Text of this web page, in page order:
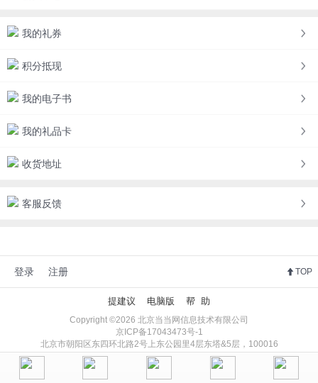
我的礼券
积分抵现
我的电子书
我的礼品卡
收货地址
客服反馈
登录 注册 TOP
提建议 电脑版 帮 助
Copyright ©2026 北京当当网信息技术有限公司
京ICP备17043473号-1
北京市朝阳区东四环北路2号上东公园里4层东塔&5层，100016